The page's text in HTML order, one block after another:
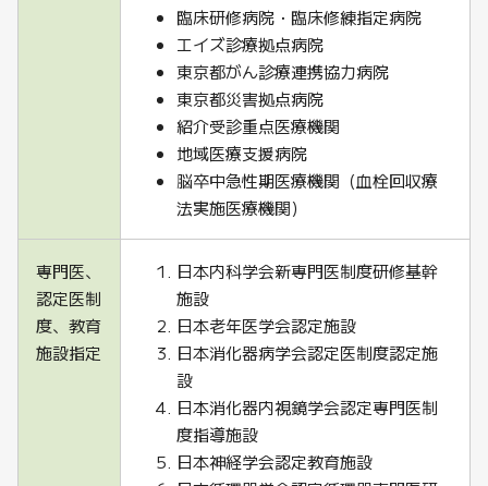
臨床研修病院・臨床修練指定病院
エイズ診療拠点病院
東京都がん診療連携協力病院
東京都災害拠点病院
紹介受診重点医療機関
地域医療支援病院
脳卒中急性期医療機関（血栓回収療
法実施医療機関）
専門医、
認定医制
度、教育
施設指定
日本内科学会新専門医制度研修基幹
施設
日本老年医学会認定施設
日本消化器病学会認定医制度認定施
設
日本消化器内視鏡学会認定専門医制
度指導施設
日本神経学会認定教育施設